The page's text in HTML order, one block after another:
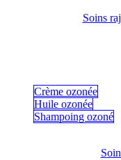
Soins
Crème ozonée
Huile ozonée
Shampoing ozoné